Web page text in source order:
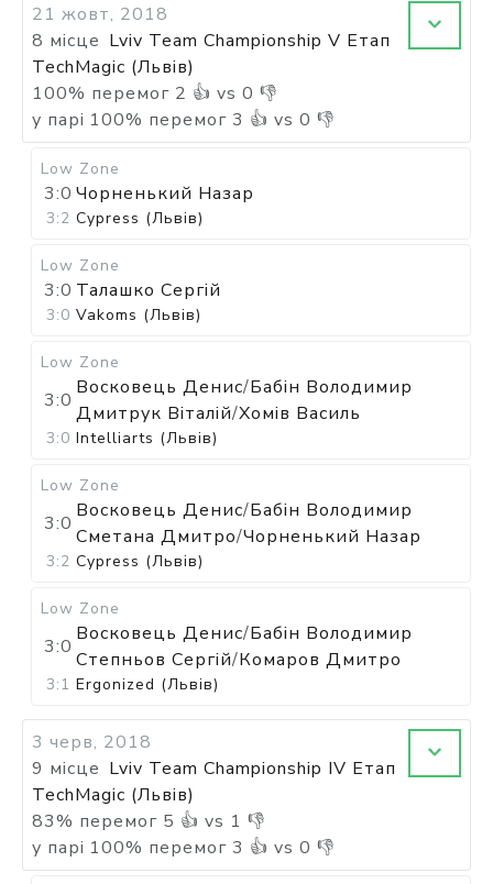
21 жовт, 2018
8 місце Lviv Team Championship V Етап
TechMagic (Львів)
100% перемог 2 👍 vs 0 👎
у парі 100% перемог 3 👍 vs 0 👎
Low Zone
3:0 Чорненький Назар
3:2 Cypress (Львів)
Low Zone
3:0 Талашко Сергій
3:0 Vakoms (Львів)
Low Zone
3:0
Восковець Денис/Бабін Володимир
Дмитрук Віталій/Хомів Василь
3:0 Intelliarts (Львів)
Low Zone
3:0
Восковець Денис/Бабін Володимир
Сметана Дмитро/Чорненький Назар
3:2 Cypress (Львів)
Low Zone
3:0
Восковець Денис/Бабін Володимир
Степньов Сергій/Комаров Дмитро
3:1 Ergonized (Львів)
3 черв, 2018
9 місце Lviv Team Championship IV Етап
TechMagic (Львів)
83% перемог 5 👍 vs 1 👎
у парі 100% перемог 3 👍 vs 0 👎